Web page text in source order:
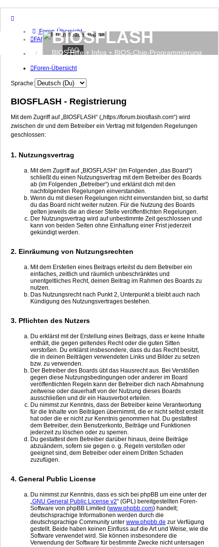
Foren-Übersicht
FAQ
Anmelden
BIOSFLASH
BIOS Hilfe + Infos + BIOS-Chip-Programmierung
FAQ
Foren-Übersicht
Sprache:
BIOSFLASH - Registrierung
Mit dem Zugriff auf „BIOSFLASH“ („https://forum.biosflash.com“) wird
zwischen dir und dem Betreiber ein Vertrag mit folgenden Regelungen
geschlossen:
1. Nutzungsvertrag
Mit dem Zugriff auf „BIOSFLASH“ (im Folgenden „das Board“)
schließt du einen Nutzungsvertrag mit dem Betreiber des Boards
ab (im Folgenden „Betreiber“) und erklärst dich mit den
nachfolgenden Regelungen einverstanden.
Wenn du mit diesen Regelungen nicht einverstanden bist, so darfst
du das Board nicht weiter nutzen. Für die Nutzung des Boards
gelten jeweils die an dieser Stelle veröffentlichten Regelungen.
Der Nutzungsvertrag wird auf unbestimmte Zeit geschlossen und
kann von beiden Seiten ohne Einhaltung einer Frist jederzeit
gekündigt werden.
2. Einräumung von Nutzungsrechten
Mit dem Erstellen eines Beitrags erteilst du dem Betreiber ein
einfaches, zeitlich und räumlich unbeschränktes und
unentgeltliches Recht, deinen Beitrag im Rahmen des Boards zu
nutzen.
Das Nutzungsrecht nach Punkt 2, Unterpunkt a bleibt auch nach
Kündigung des Nutzungsvertrages bestehen.
3. Pflichten des Nutzers
Du erklärst mit der Erstellung eines Beitrags, dass er keine Inhalte
enthält, die gegen geltendes Recht oder die guten Sitten
verstoßen. Du erklärst insbesondere, dass du das Recht besitzt,
die in deinen Beiträgen verwendeten Links und Bilder zu setzen
bzw. zu verwenden.
Der Betreiber des Boards übt das Hausrecht aus. Bei Verstößen
gegen diese Nutzungsbedingungen oder anderer im Board
veröffentlichten Regeln kann der Betreiber dich nach Abmahnung
zeitweise oder dauerhaft von der Nutzung dieses Boards
ausschließen und dir ein Hausverbot erteilen.
Du nimmst zur Kenntnis, dass der Betreiber keine Verantwortung
für die Inhalte von Beiträgen übernimmt, die er nicht selbst erstellt
hat oder die er nicht zur Kenntnis genommen hat. Du gestattest
dem Betreiber, dein Benutzerkonto, Beiträge und Funktionen
jederzeit zu löschen oder zu sperren.
Du gestattest dem Betreiber darüber hinaus, deine Beiträge
abzuändern, sofern sie gegen o. g. Regeln verstoßen oder
geeignet sind, dem Betreiber oder einem Dritten Schaden
zuzufügen.
4. General Public License
Du nimmst zur Kenntnis, dass es sich bei phpBB um eine unter der
„GNU General Public License v2“ (GPL) bereitgestellten Foren-
Software von phpBB Limited (www.phpbb.com) handelt;
deutschsprachige Informationen werden durch die
deutschsprachige Community unter www.phpbb.de zur Verfügung
gestellt. Beide haben keinen Einfluss auf die Art und Weise, wie die
Software verwendet wird. Sie können insbesondere die
Verwendung der Software für bestimmte Zwecke nicht untersagen